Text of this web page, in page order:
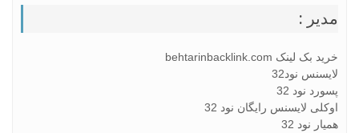
مدیر :
خرید بک لینک behtarinbacklink.com
لایسنس نود32
پسورد نود 32
اوکلی لایسنس رایگان نود 32
همیار نود 32